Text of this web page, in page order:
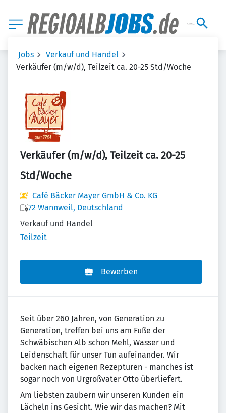
Jobs
Verkauf und Handel
Verkäufer (m/w/d), Teilzeit ca. 20-25 Std/Woche
Verkäufer (m/w/d), Teilzeit ca. 20-25
Std/Woche
Café Bäcker Mayer GmbH & Co. KG
72 Wannweil, Deutschland
Verkauf und Handel
Teilzeit
Bewerben
Seit über 260 Jahren, von Generation zu
Generation, treffen bei uns am Fuße der
Schwäbischen Alb schon Mehl, Wasser und
Leidenschaft für unser Tun aufeinander. Wir
backen nach eigenen Rezepturen - manches ist
sogar noch von Urgroßvater Otto überliefert.
Am liebsten zaubern wir unseren Kunden ein
Lächeln ins Gesicht. Wie wir das machen? Mit